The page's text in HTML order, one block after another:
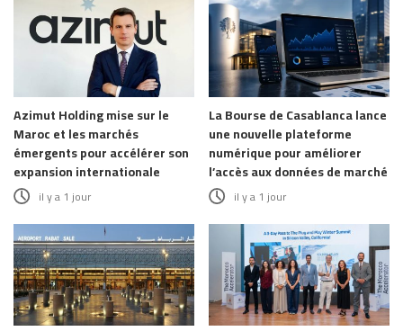
Azimut Holding mise sur le
Maroc et les marchés
émergents pour accélérer son
expansion internationale
il y a 1 jour
La Bourse de Casablanca lance
une nouvelle plateforme
numérique pour améliorer
l’accès aux données de marché
il y a 1 jour